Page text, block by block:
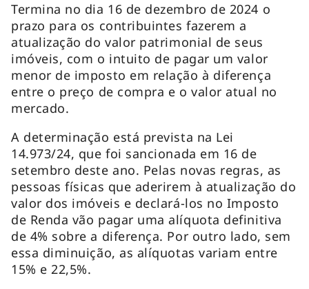
Termina no dia 16 de dezembro de 2024 o
prazo para os contribuintes fazerem a
atualização do valor patrimonial de seus
imóveis, com o intuito de pagar um valor
menor de imposto em relação à diferença
entre o preço de compra e o valor atual no
mercado.
A determinação está prevista na Lei
14.973/24, que foi sancionada em 16 de
setembro deste ano. Pelas novas regras, as
pessoas físicas que aderirem à atualização do
valor dos imóveis e declará-los no Imposto
de Renda vão pagar uma alíquota definitiva
de 4% sobre a diferença. Por outro lado, sem
essa diminuição, as alíquotas variam entre
15% e 22,5%.